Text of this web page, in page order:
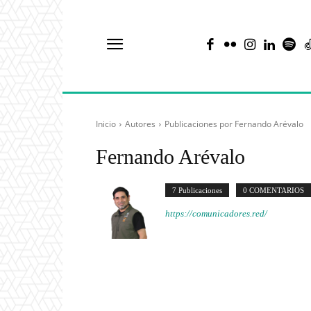
Inicio Autores Publicaciones por Fernando Arévalo
Fernando Arévalo
7 Publicaciones 0 COMENTARIOS
https://comunicadores.red/